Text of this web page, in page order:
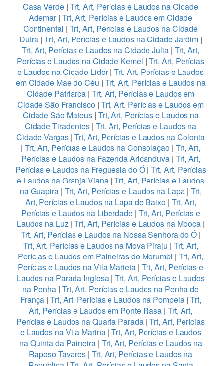
Casa Verde | Trt, Art, Perícias e Laudos na Cidade
Ademar| Trt, Art, Perícias e Laudos em Cidade
Continental | Trt, Art, Perícias e Laudos na Cidade
Dutra | Trt, Art, Perícias e Laudos na Cidade Jardim|
Trt, Art, Perícias e Laudos na Cidade Julia | Trt, Art,
Perícias e Laudos na Cidade Kemel | Trt, Art, Perícias
e Laudos na Cidade Lider| Trt, Art, Perícias e Laudos
em Cidade Mae do Céu | Trt, Art, Perícias e Laudos na
Cidade Patriarca | Trt, Art, Perícias e Laudos em
Cidade São Francisco | Trt, Art, Perícias e Laudos em
Cidade São Mateus| Trt, Art, Perícias e Laudos na
Cidade Tiradentes | Trt, Art, Perícias e Laudos na
Cidade Vargas | Trt, Art, Perícias e Laudos na Colonia
| Trt, Art, Perícias e Laudos na Consolação | Trt, Art,
Perícias e Laudos na Fazenda Aricanduva| Trt, Art,
Perícias e Laudos na Freguesia do Ó| Trt, Art, Perícias
e Laudos na Granja Viana | Trt, Art, Perícias e Laudos
na Guapira| Trt, Art, Perícias e Laudos na Lapa| Trt,
Art, Perícias e Laudos na Lapa de Baixo | Trt, Art,
Perícias e Laudos na Liberdade | Trt, Art, Perícias e
Laudos na Luz| Trt, Art, Perícias e Laudos na Mooca|
Trt, Art, Perícias e Laudos na Nossa Senhora do Ó|
Trt, Art, Perícias e Laudos na Mova Piraju | Trt, Art,
Perícias e Laudos em Paineiras do Morumbi | Trt, Art,
Perícias e Laudos na Vila Marieta | Trt, Art, Perícias e
Laudos na Parada Inglesa | Trt, Art, Perícias e Laudos
na Penha | Trt, Art, Perícias e Laudos na Penha de
França | Trt, Art, Perícias e Laudos na Pompeia| Trt,
Art, Perícias e Laudos em Ponte Rasa | Trt, Art,
Perícias e Laudos na Quarta Parada | Trt, Art, Perícias
e Laudos na Vila Marina| Trt, Art, Perícias e Laudos
na Quinta da Paineira| Trt, Art, Perícias e Laudos na
Raposo Tavares | Trt, Art, Perícias e Laudos na